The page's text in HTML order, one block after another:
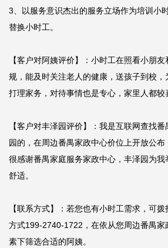
3、以服务意识杰出的服务立场作为培训小
替换小时工。
【客户对阿姨评价】：小时工在照看小朋
规，能及时关注老人的健康，送孩子到校
打理家务，对待事情也是专心，家里人都较
【客户对丰泽园评价】：我是互联网查找
园的，在周边番禺家政中心价位上开放公布
很感谢番禺家庭服务家政中心，丰泽园为
舒适。
【联系方式】：若您也有小时工需求，可
方式199-2740-1722，在依从您周边番禺家
素下筛选合适的阿姨。